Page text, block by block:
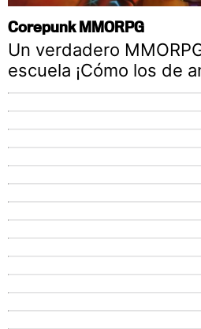
Corepunk MMORPG
Un verdadero
escuela ¡Cómo los de